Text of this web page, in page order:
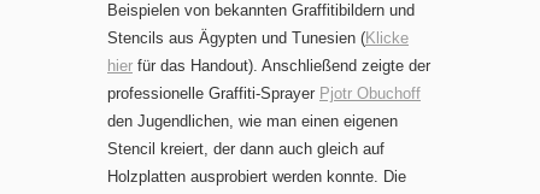
Beispielen von bekannten Graffitibildern und
Stencils aus Ägypten und Tunesien (Klicke
hier für das Handout). Anschließend zeigte der
professionelle Graffiti-Sprayer Pjotr Obuchoff
den Jugendlichen, wie man einen eigenen
Stencil kreiert, der dann auch gleich auf
Holzplatten ausprobiert werden konnte. Die